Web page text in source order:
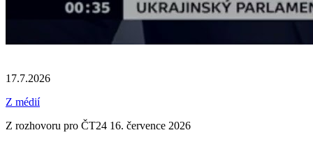
17.7.2026
Z médií
Z rozhovoru pro ČT24 16. července 2026